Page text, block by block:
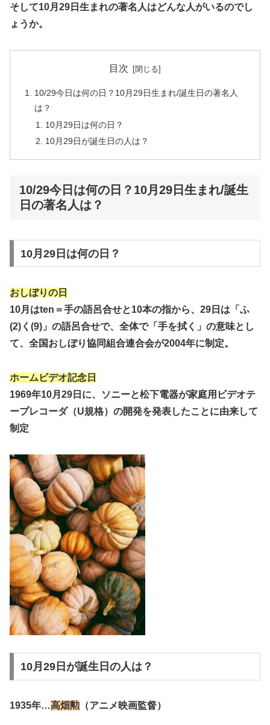
そして10月29日生まれの著名人はどんな人がいるのでし
ょうか。
目次
10/29今日は何の日？10月29日生まれ/誕生日の著名人
は？
10月29日は何の日？
10月29日が誕生日の人は？
10/29今日は何の日？10月29日生まれ/誕生
日の著名人は？
10月29日は何の日？
おしぼりの日
10月はten＝手の語呂合せと10本の指から、29日は「ふ
(2)く(9)」の語呂合せで、全体で「手を拭く」の意味とし
て、全国おしぼり協同組合連合会が2004年に制定。
ホームビデオ記念日
1969年10月29日に、ソニーと松下電器が家庭用ビデオテ
ープレコーダ（U規格）の開発を発表したことに由来して
制定
10月29日が誕生日の人は？
1935年…高畑勲 （アニメ映画監督）